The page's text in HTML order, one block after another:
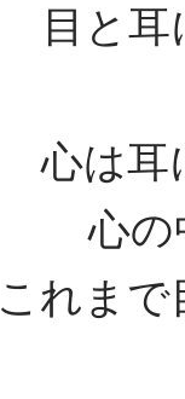
目と
心は耳
心の
これま